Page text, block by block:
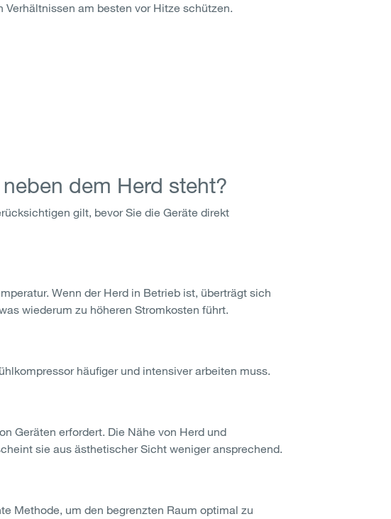
am besten vor Hitze schützen.
dem Herd steht?
gilt, bevor Sie die Geräte direkt
Wenn der Herd in Betrieb ist, überträgt sich
wiederum zu höheren Stromkosten führt.
häufiger und intensiver arbeiten muss.
Geräten erfordert. Die Nähe von Herd und
sie aus ästhetischer Sicht weniger ansprechend.
Methode, um den begrenzten Raum optimal zu